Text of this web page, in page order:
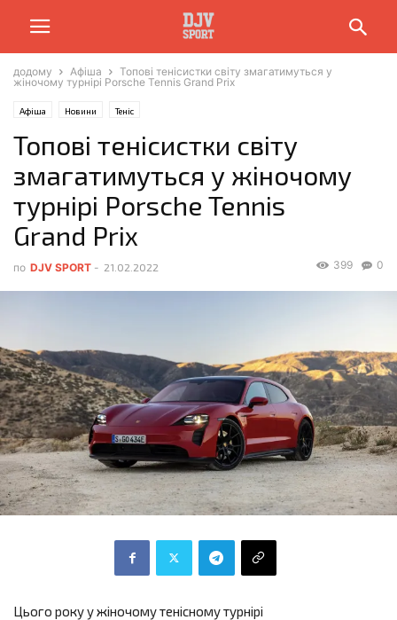
додому Афіша
Топові тенісистки світу змагатимуться у
жіночому турнірі Porsche Tennis Grand Prix
Афіша Новини Теніс
Топові тенісистки світу
змагатимуться у жіночому
турнірі Porsche Tennis
Grand Prix
по DJV SPORT - 21.02.2022 0
399
Цього року у жіночому тенісному турнірі